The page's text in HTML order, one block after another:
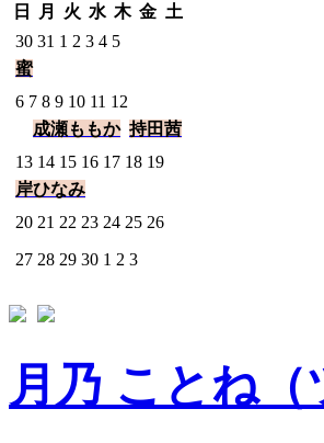
日
月 火 水 木 金 土
30 31 1 2 3 4 5
蜜
6 7 8 9 10 11 12
成瀬ももか 持田茜
13 14 15 16 17 18 19
岸ひなみ
20 21 22 23 24 25 26
27 28 29 30 1 2 3
月乃 こと